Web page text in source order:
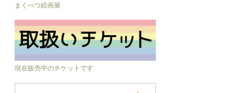
まくべつ絵画展
現在販売中のチケットです